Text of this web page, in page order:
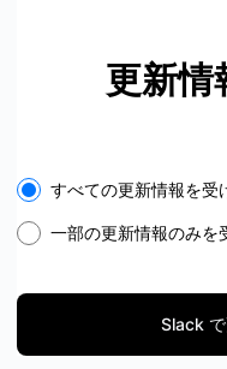
更新情
Select the components
すべての更新情報を受
一部の更新情報のみを
Slack